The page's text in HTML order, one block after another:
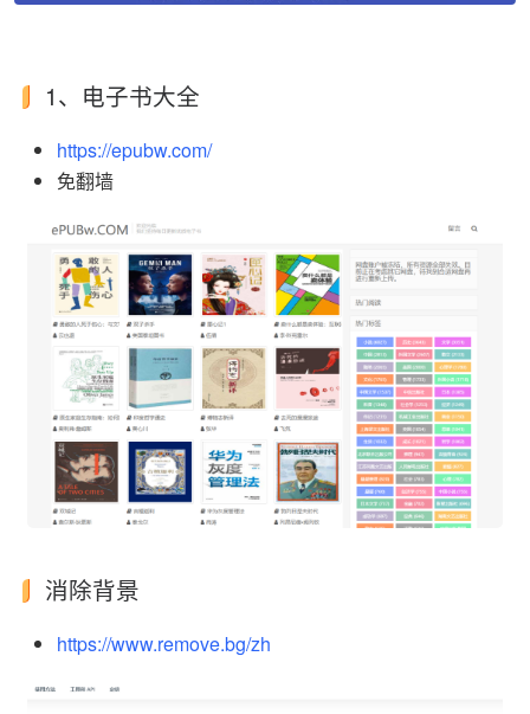
1、电子书大全
https://epubw.com/
免翻墙
消除背景
https://www.remove.bg/zh